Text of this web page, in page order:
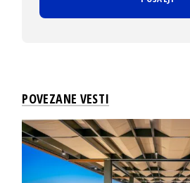
POVEZANE VESTI